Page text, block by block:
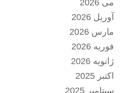
می 2026
آوریل 2026
مارس 2026
فوریه 2026
ژانویه 2026
اکتبر 2025
سپتامبر 2025